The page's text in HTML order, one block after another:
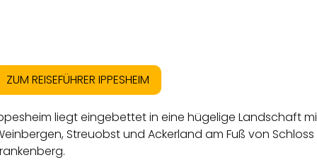
ZUM REISEFÜHRER IPPESHEIM
liegt eingebettet in eine hügelige Landschaft
Streuobst und Ackerland am Fuß von Schloss